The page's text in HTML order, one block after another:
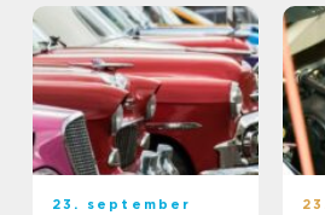
23. september